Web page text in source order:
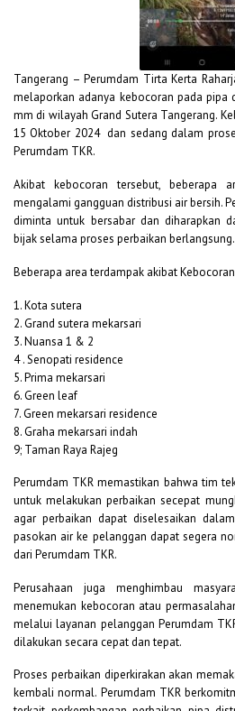
Tangerang – Perumdam Tirta Kerta
melaporkan adanya kebocoran pada pipa
mm di wilayah Grand Sutera Tangerang.
15 Oktober 2024 dan sedang dalam
Perumdam TKR.
Akibat kebocoran tersebut, beberapa
mengalami gangguan distribusi air bersih.
diminta untuk bersabar dan diharapkan
bijak selama proses perbaikan berlangsung.
Beberapa area terdampak akibat
1. Kota sutera
2. Grand sutera mekarsari
3. Nuansa 1 & 2
4 . Senopati residence
5. Prima mekarsari
6. Green leaf
7. Green mekarsari residence
8. Graha mekarsari indah
9; Taman Raya Rajeg
Perumdam TKR memastikan bahwa tim
untuk melakukan perbaikan secepat
agar perbaikan dapat diselesaikan
pasokan air ke pelanggan dapat segera
dari Perumdam TKR.
Perusahaan juga menghimbau
menemukan kebocoran atau
melalui layanan pelanggan Perumdam
dilakukan secara cepat dan tepat.
Proses perbaikan diperkirakan akan
kembali normal. Perumdam TKR